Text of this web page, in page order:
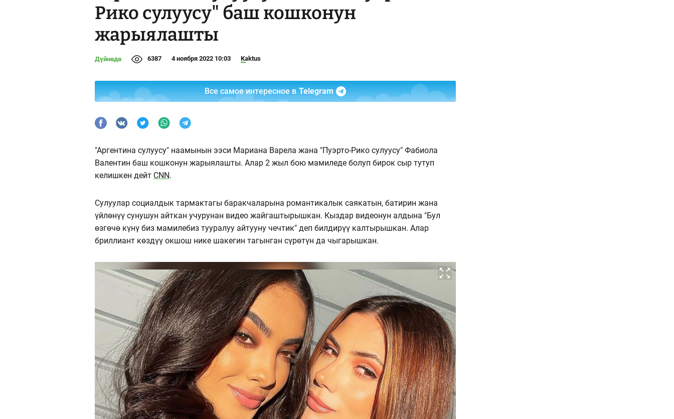
Рико сулуусу" баш кошконун
жарыялашты
Дүйнөдө 6387 4 ноября 2022 10:03 Kaktus
Все самое интересное в Telegram
"Аргентина сулуусу" наамынын ээси Мариана Варела жана "Пуэрто-Рико сулуусу" Фабиола
Валентин баш кошконун жарыялашты. Алар 2 жыл бою мамиледе болуп бирок сыр тутуп
келишкен дейт CNN.
Сулуулар социалдык тармактагы баракчаларына романтикалык саякатын, батирин жана
үйлөнүү сунушун айткан учурунан видео жайгаштырышкан. Кыздар видеонун алдына "Бул
өзгөчө күнү биз мамилебиз тууралуу айтууну чечтик" деп билдирүү калтырышкан. Алар
бриллиант көздүү окшош нике шакегин тагынган сүрөтүн да чыгарышкан.